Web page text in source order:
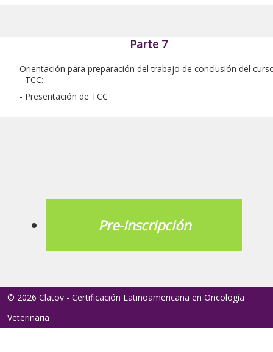
Parte 7
Orientación para preparación del trabajo de conclusión del
- TCC:
- Presentación de TCC
Pre-Inscripción
© 2026 Clatov - Certificación Latinoamericana en Oncología
Veterinaria